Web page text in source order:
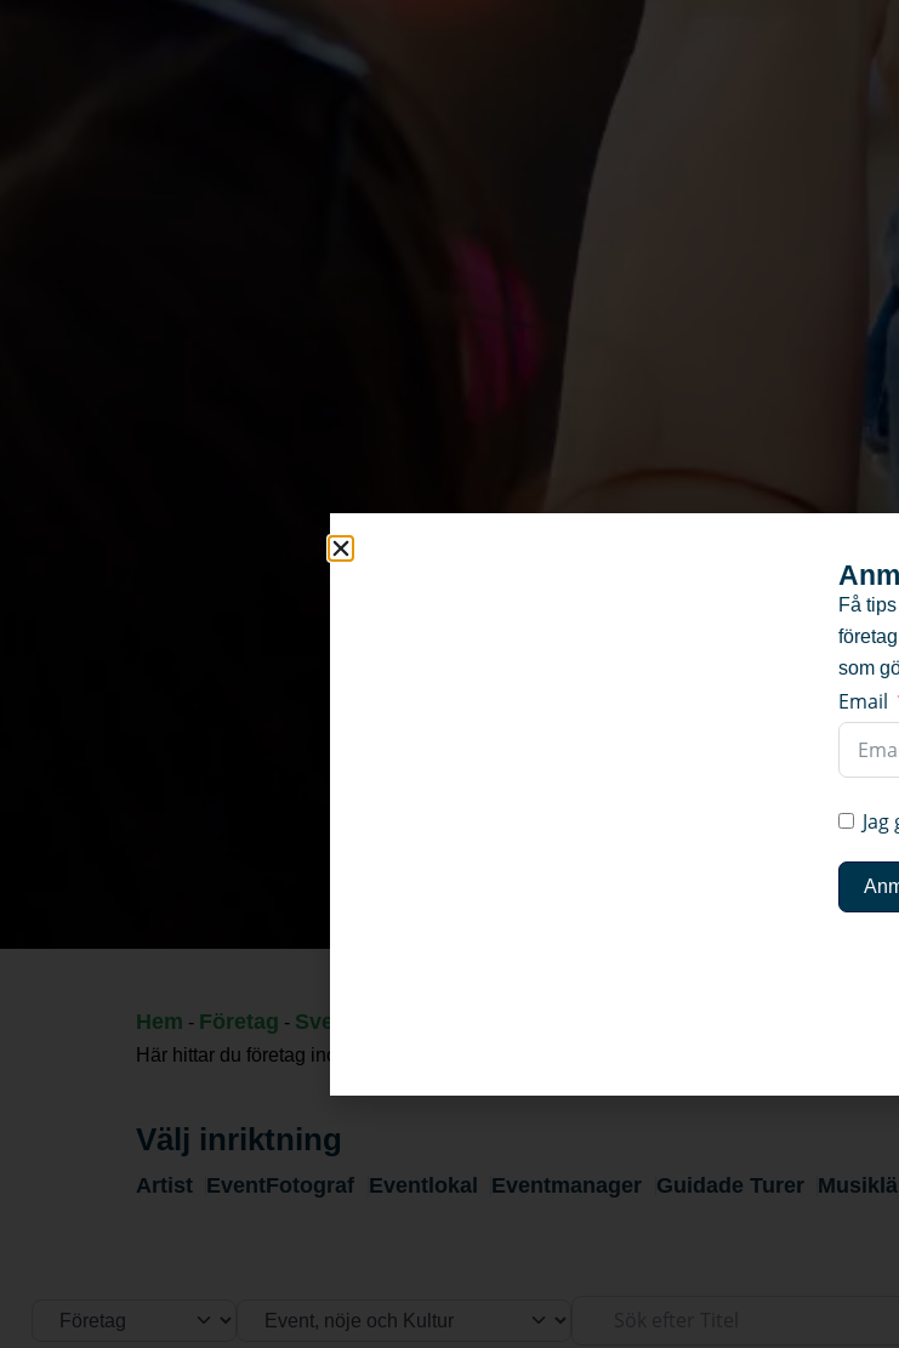
Hem - Företag - Sverige
Här hittar du företag inom event, nöje och kultur i Nynäshamns kommun. Det blir
Välj inriktning
Artist EventFotograf Eventlokal Eventmanager Guidade Turer
Välj söktyp Kategori
Få
som
Email